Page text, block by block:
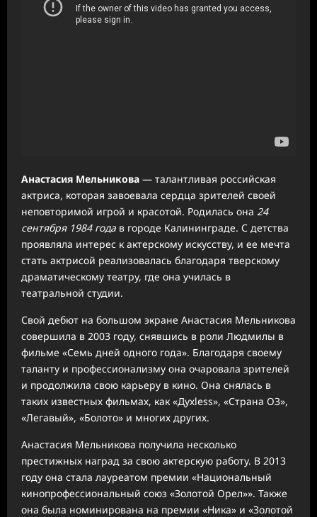
Анастасия Мельникова — талантливая российская
актриса, которая завоевала сердца зрителей своей
неповторимой игрой и красотой. Родилась она 24
сентября 1984 года в городе Калининграде. С детства
проявляла интерес к актерскому искусству, и ее мечта
стать актрисой реализовалась благодаря тверскому
драматическому театру, где она училась в
театральной студии.
Свой дебют на большом экране Анастасия Мельникова
совершила в 2003 году, снявшись в роли Людмилы в
фильме «Семь дней одного года». Благодаря своему
таланту и профессионализму она очаровала зрителей
и продолжила свою карьеру в кино. Она снялась в
таких известных фильмах, как «Духless», «Страна ОЗ»,
«Легавый», «Болото» и многих других.
Анастасия Мельникова получила несколько
престижных наград за свою актерскую работу. В 2013
году она стала лауреатом премии «Национальный
кинопрофессиональный союз «Золотой Орел»». Также
она была номинирована на премии «Ника» и «Золотой